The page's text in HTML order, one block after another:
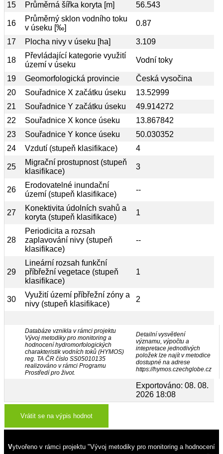
15 Průměrná šířka koryta [m] 56.543
16
Průměrný sklon vodního toku
v úseku [‰]
0.87
17 Plocha nivy v úseku [ha] 3.109
18
Převládající kategorie využití
území v úseku
Vodní toky
19 Geomorfologická provincie
Česká vysočina
20
Souřadnice X začátku úseku
13.52999
21
Souřadnice Y začátku úseku
49.914272
22
Souřadnice X konce úseku
13.867842
23
Souřadnice Y konce úseku
50.030352
24
Vzdutí (stupeň klasifikace) 4
25
Migrační prostupnost (stupeň
klasifikace)
3
26
Erodovatelné inundační
území (stupeň klasifikace)
--
27
Konektivita údolních svahů a
koryta (stupeň klasifikace)
1
28
Periodicita a rozsah
zaplavování nivy (stupeň
klasifikace)
--
29
Lineární rozsah funkční
příbřežní vegetace (stupeň
klasifikace)
1
30
Využití území příbřežní zóny a
nivy (stupeň klasifikace)
2
Databáze vznikla v rámci projektu
Vývoj metodiky pro monitoring a
hodnocení hydromorfologických
charakteristik vodních toků (HYMOS)
reg. TA ČR číslo SS05010135
realizováno v rámci Programu
Prostředí pro život.
Detailní vysvětlení
významu, výpočtu a
intepretace jednotlivých
položek lze najít v metodice
dostupné na adrese
https://hymos.czechglobe.cz
Exportováno: 08. 08.
2026 18:08
Vrátit se na výpis hodnot
Vytvořeno v rámci projektu "Vývoj metodiky pro monitoring a hodnocení